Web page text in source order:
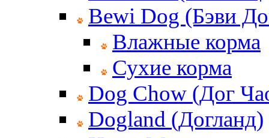
Bewi Dog (Бэви
Влажные корма
Сухие корма
Dog Chow (Дог
Dogland (Догланд)